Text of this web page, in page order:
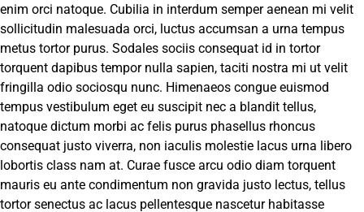
enim orci natoque. Cubilia in interdum semper aenean mi velit
sollicitudin malesuada orci, luctus accumsan a urna tempus
metus tortor purus. Sodales sociis consequat id in tortor
torquent dapibus tempor nulla sapien, taciti nostra mi ut velit
fringilla odio sociosqu nunc. Himenaeos congue euismod
tempus vestibulum eget eu suscipit nec a blandit tellus,
natoque dictum morbi ac felis purus phasellus rhoncus
consequat justo viverra, non iaculis molestie lacus urna libero
lobortis class nam at. Curae fusce arcu odio diam torquent
mauris eu ante condimentum non gravida justo lectus, tellus
tortor senectus ac lacus pellentesque nascetur habitasse